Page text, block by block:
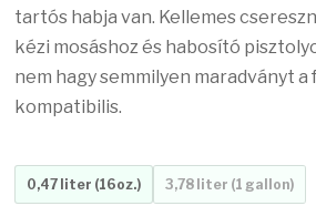
-
9
422 Ft
tartós habja van. Kellemes
kézi mosáshoz és habosító
nem hagy semmilyen maradványt
kompatibilis.
0,47 liter (16oz.) 3,78 liter (1 gallon)